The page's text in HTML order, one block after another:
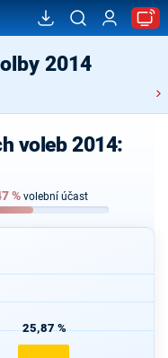
2014
voleb 2014:
% volební účast
25,87 %